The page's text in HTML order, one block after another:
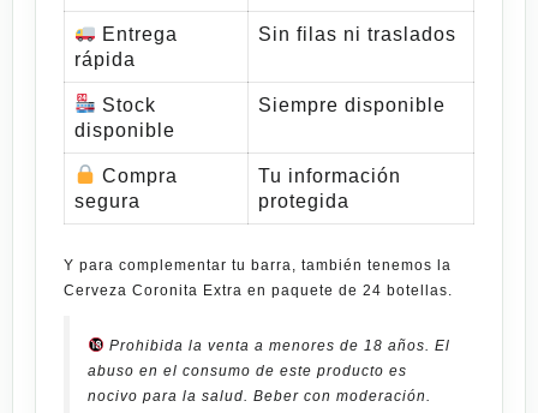
Entrega
rápida
Sin filas ni traslados
Stock
disponible
Siempre disponible
Compra
segura
Tu información
protegida
Y para complementar tu barra, también tenemos la
Cerveza Coronita Extra en paquete de 24 botellas
Prohibida la venta a menores de 18 años. El
abuso en el consumo de este producto es
nocivo para la salud. Beber con moderación.